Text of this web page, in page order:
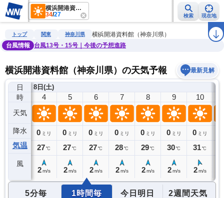
横浜開港資料館（神奈川県）
34/27 検索 現在地
雨雲レーダー 台風情報 地震情報 警報・注意報 ラ
トップ 関東 神奈川県
横浜開港資料館（神奈川県）
台風情報
台風13号・15号｜今後の予想進路
横浜開港資料館（神奈川県）の天気予報 最新見解
日
時
天気
降水
気温
風
8日(土)
3
0ミリ
27℃
4
0 ミリ
27℃
2 m/s
5
0 ミリ
27℃
2 m/s
6
0 ミリ
27℃
2 m/s
7
0 ミリ
28℃
2 m/s
8
0 ミリ
29℃
2 m/s
9
0 ミリ
30℃
2 m/s
10
0 ミリ
31℃
2 m/s
5分毎 1時間毎 今日明日 2週間天気